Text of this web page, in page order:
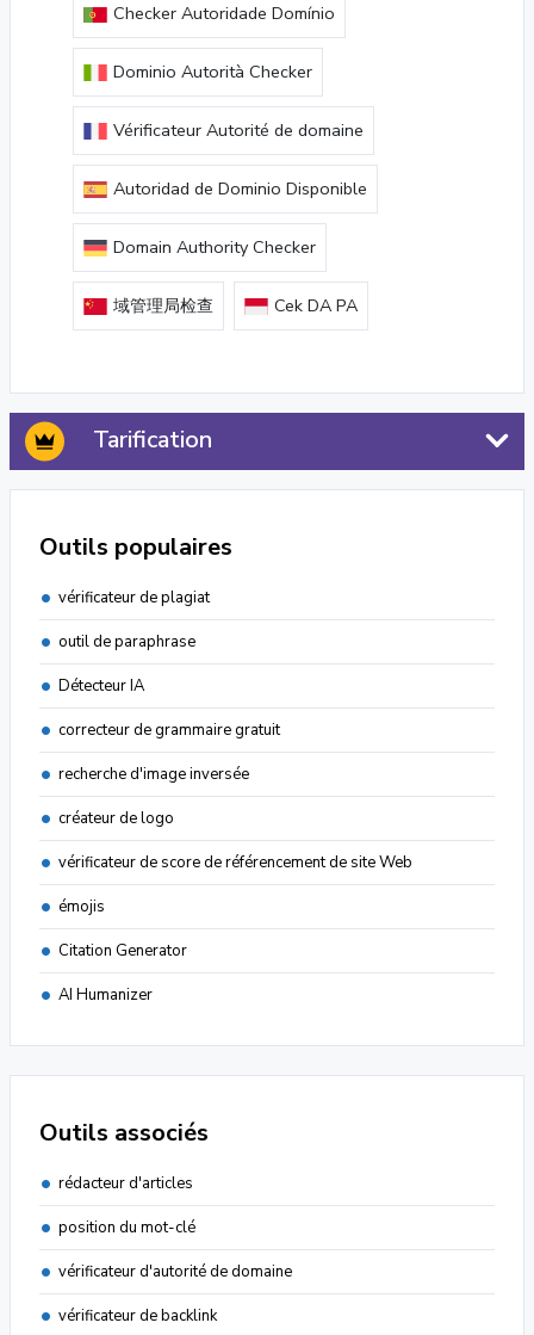
Checker Autoridade Domínio
Dominio Autorità Checker
Vérificateur Autorité de domaine
Autoridad de Dominio Disponible
Domain Authority Checker
域管理局检查 Cek DA PA
Tarification
Outils populaires
vérificateur de plagiat
outil de paraphrase
Détecteur IA
correcteur de grammaire gratuit
recherche d'image inversée
créateur de logo
vérificateur de score de référencement de site Web
émojis
Citation Generator
AI Humanizer
Outils associés
rédacteur d'articles
position du mot-clé
vérificateur d'autorité de domaine
vérificateur de backlink